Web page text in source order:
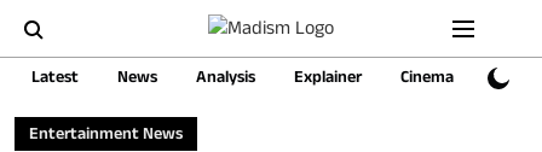
Latest News Analysis Explainer Cinema Sports
Entertainment News